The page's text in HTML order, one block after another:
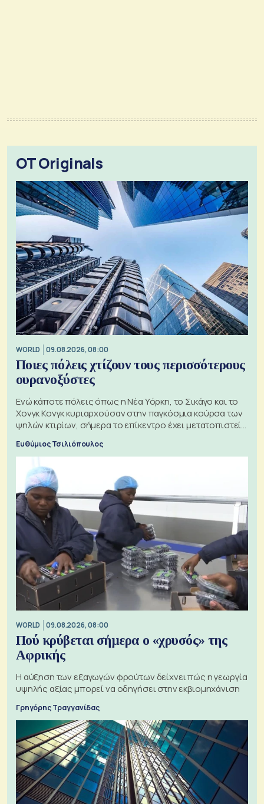
OT Originals
WORLD 09.08.2026, 08:00
Ποιες πόλεις χτίζουν τους περισσότερους
ουρανοξύστες
Ενώ κάποτε πόλεις όπως η Νέα Υόρκη, το Σικάγο και το
Χονγκ Κονγκ κυριαρχούσαν στην παγκόσμια κούρσα των
ψηλών κτιρίων, σήμερα το επίκεντρο έχει μετατοπιστεί
Ευθύμιος Τσιλιόπουλος
WORLD 09.08.2026, 08:00
Πού κρύβεται σήμερα ο «χρυσός» της
Αφρικής
Η αύξηση των εξαγωγών φρούτων δείχνει πώς η γεωργία
υψηλής αξίας μπορεί να οδηγήσει στην εκβιομηχάνιση
Γρηγόρης Τραγγανίδας